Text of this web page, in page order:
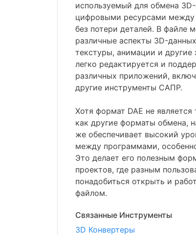
используемый для обмена
цифровыми ресурсами
без потери деталей. В файле
различные аспекты 3D-
текстуры, анимации и
легко редактируется и
различных приложений,
другие инструменты САПР.
Хотя формат DAE не
как другие форматы обмена,
же обеспечивает высокий
между программами,
Это делает его полезным
проектов, где разным
понадобиться открыть и
файлом.
Связанные Инструменты
3D Конвертеры